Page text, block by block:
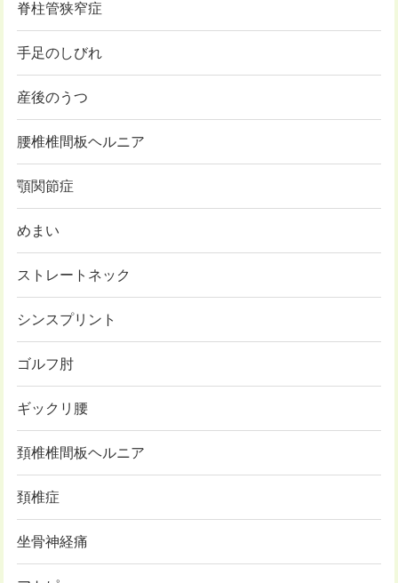
脊柱管狭窄症
手足のしびれ
産後のうつ
腰椎椎間板ヘルニア
顎関節症
めまい
ストレートネック
シンスプリント
ゴルフ肘
ギックリ腰
頚椎椎間板ヘルニア
頚椎症
坐骨神経痛